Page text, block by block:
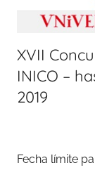
XVII
INICO –
2019
Fecha límite